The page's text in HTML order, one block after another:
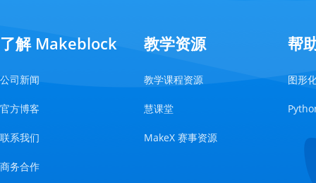
了解 Makeblock
公司新闻
官方博客
联系我们
商务合作
教学资源
教学课程资源
慧课堂
MakeX 赛事资源
帮
图形